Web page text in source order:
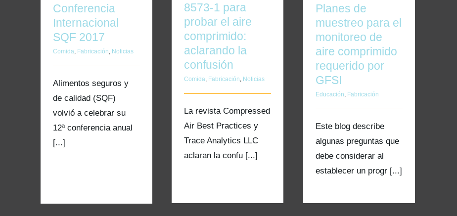
Conferencia
Internacional
SQF 2017
Comida Fabricación Noticias
Alimentos seguros y
de calidad (SQF)
volvió a celebrar su
12ª conferencia anual
[...]
8573-1 para
probar el aire
comprimido:
aclarando la
confusión
Comida Fabricación Noticias
La revista Compressed
Air Best Practices y
Trace Analytics LLC
aclaran la confu [...]
Planes de
muestreo para el
monitoreo de
aire comprimido
requerido por
GFSI
Educación Fabricación
Este blog describe
algunas preguntas que
debe considerar al
establecer un progr [...]